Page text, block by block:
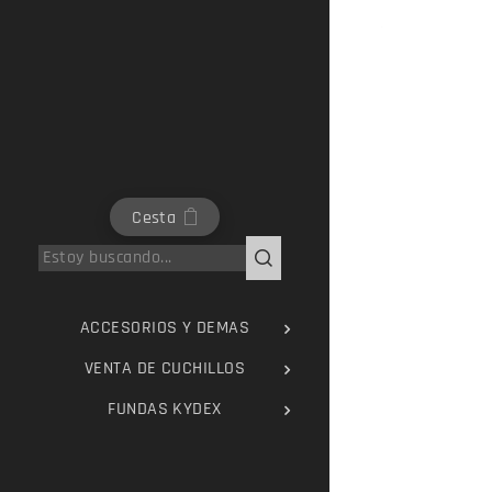
Cesta
ACCESORIOS Y DEMAS
VENTA DE CUCHILLOS
FUNDAS KYDEX